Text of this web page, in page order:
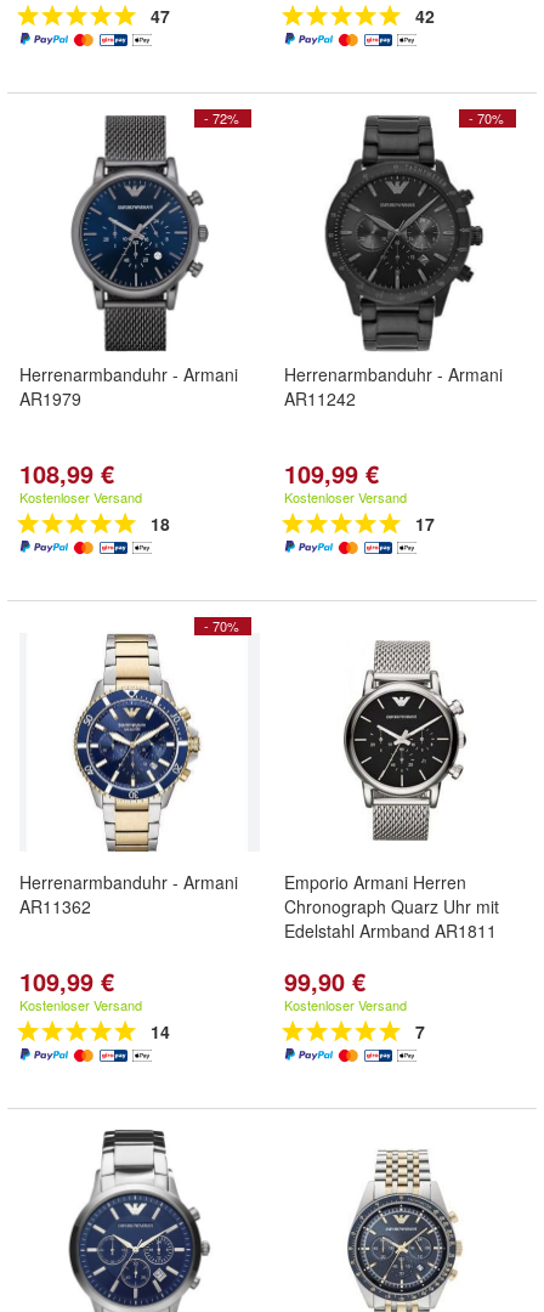
47 42
- 72%
Herrenarmbanduhr - Armani
AR1979
108,99 €
Kostenloser Versand
18
- 70%
Herrenarmbanduhr - Armani
AR11242
109,99 €
Kostenloser Versand
17
- 70%
Herrenarmbanduhr - Armani
AR11362
109,99 €
Kostenloser Versand
14
Emporio Armani Herren
Chronograph Quarz Uhr mit
Edelstahl Armband AR1811
99,90 €
Kostenloser Versand
7